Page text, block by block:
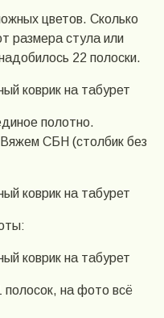
цветов. Сколько
размера стула или
22 полоски.
полотно.
СБН (столбик без
полосок, на фото всё